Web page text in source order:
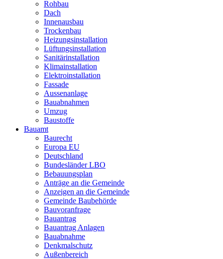
Rohbau
Dach
Innenausbau
Trockenbau
Heizungsinstallation
Lüftungsinstallation
Sanitärinstallation
Klimainstallation
Elektroinstallation
Fassade
Aussenanlage
Bauabnahmen
Umzug
Baustoffe
Bauamt
Baurecht
Europa EU
Deutschland
Bundesländer LBO
Bebauungsplan
Anträge an die Gemeinde
Anzeigen an die Gemeinde
Gemeinde Baubehörde
Bauvoranfrage
Bauantrag
Bauantrag Anlagen
Bauabnahme
Denkmalschutz
Außenbereich